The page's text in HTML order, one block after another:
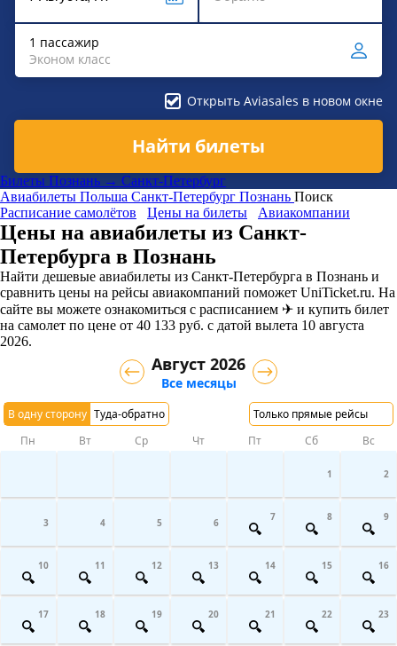
1 пассажир
Эконом класс
Открыть Aviasales в новом окне
Найти билеты
Билеты Познань → Санкт-Петербург
Авиабилеты Польша Санкт-Петербург Познань Поиск
Расписание самолётов
Цены на билеты Авиакомпании
Цены на авиабилеты из Санкт-
Петербурга в Познань
Найти дешевые авиабилеты из Санкт-Петербурга в Познань и
сравнить цены на рейсы авиакомпаний поможет UniTicket.ru. На
сайте вы можете ознакомиться с расписанием ✈ и купить билет
на самолет по цене от 40 133 руб. с датой вылета 10 августа
2026.
В одну сторону Туда-обратно Только прямые рейсы
Август 2026
Все месяцы
Пн Вт Ср Чт Пт Сб Вс
1 2
3 4 5 6 7 8 9
10 11 12 13 14 15 16
17 18 19 20 21 22 23